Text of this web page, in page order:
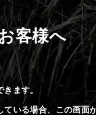
客様へ
ます。
いる場合、この画面